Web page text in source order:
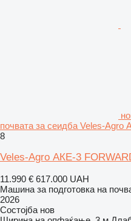
почвата за сеидба Veles-Agro
8
Veles-Agro АКЕ-3
11.990 € 617.000 UAH
Машина за подготовка на
2026
Состојба нов